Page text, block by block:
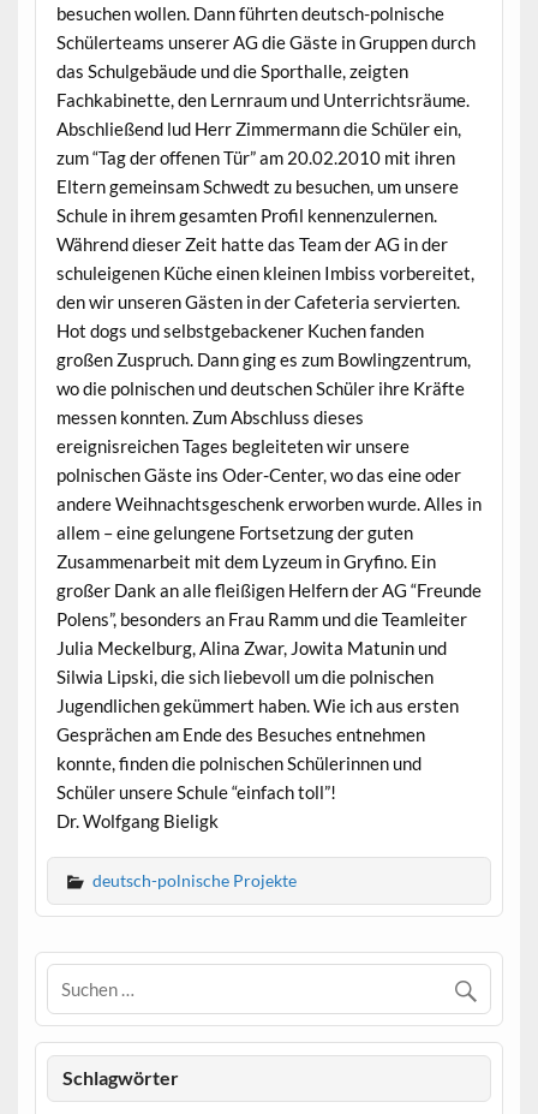
besuchen wollen. Dann führten deutsch-polnische
Schülerteams unserer AG die Gäste in Gruppen durch
das Schulgebäude und die Sporthalle, zeigten
Fachkabinette, den Lernraum und Unterrichtsräume.
Abschließend lud Herr Zimmermann die Schüler ein,
zum “Tag der offenen Tür” am 20.02.2010 mit ihren
Eltern gemeinsam Schwedt zu besuchen, um unsere
Schule in ihrem gesamten Profil kennenzulernen.
Während dieser Zeit hatte das Team der AG in der
schuleigenen Küche einen kleinen Imbiss vorbereitet,
den wir unseren Gästen in der Cafeteria servierten.
Hot dogs und selbstgebackener Kuchen fanden
großen Zuspruch. Dann ging es zum Bowlingzentrum,
wo die polnischen und deutschen Schüler ihre Kräfte
messen konnten. Zum Abschluss dieses
ereignisreichen Tages begleiteten wir unsere
polnischen Gäste ins Oder-Center, wo das eine oder
andere Weihnachtsgeschenk erworben wurde. Alles in
allem – eine gelungene Fortsetzung der guten
Zusammenarbeit mit dem Lyzeum in Gryfino. Ein
großer Dank an alle fleißigen Helfern der AG “Freunde
Polens”, besonders an Frau Ramm und die Teamleiter
Julia Meckelburg, Alina Zwar, Jowita Matunin und
Silwia Lipski, die sich liebevoll um die polnischen
Jugendlichen gekümmert haben. Wie ich aus ersten
Gesprächen am Ende des Besuches entnehmen
konnte, finden die polnischen Schülerinnen und
Schüler unsere Schule “einfach toll”!
Dr. Wolfgang Bieligk
deutsch-polnische Projekte
Schlagwörter